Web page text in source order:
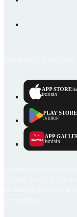
APP STORE
İNDİRİN
PLAY STORE
İNDİRİN
APP
İNDİRİN